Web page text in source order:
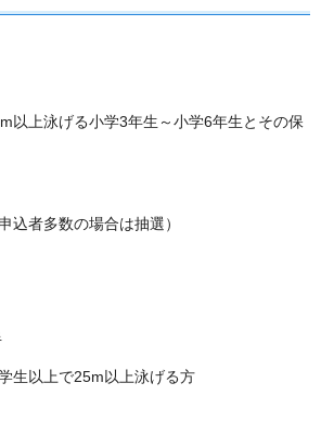
以上泳げる小学3年生～小学6年生とその保
込者多数の場合は抽選）
生以上で25m以上泳げる方